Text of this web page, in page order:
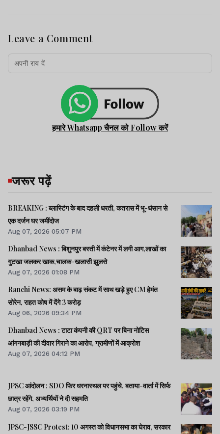
Leave a Comment
हमारे Whatsapp चैनल को Follow करें
जरूर पढ़ें
BREAKING : ब्लास्टिंग के बाद दहली धरती, कतरास में भू-धंसान से
एक दर्जन घर जमींदोज
Aug 07, 2026 05:07 PM
Dhanbad News : बिशुनपुर बस्ती में कंटेनर में लगी आग,लाखों का
गुटखा जलकर खाक,चालक-खलासी झुलसे
Aug 07, 2026 01:08 PM
Ranchi News: असम के बाढ़ संकट में साथ खड़े हुए CM हेमंत
सोरेन, राहत कोष में देंगे 3 करोड़
Aug 06, 2026 09:34 PM
Dhanbad News : टाटा कंपनी की QRT पर बिना नोटिस
आंगनबाड़ी की दीवार गिराने का आरोप, ग्रामीणों में आक्रोश
Aug 07, 2026 04:12 PM
JPSC आंदोलन : SDO फिर धरनास्थल पर पहुंचे, बताया-वार्ता में सिर्फ
छात्र रहेंगे, अभ्यर्थियों ने दी सहमति
Aug 07, 2026 03:19 PM
JPSC-JSSC Protest: 10 अगस्त को विधानसभा का घेराव, सरकार